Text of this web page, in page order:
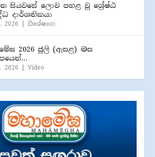
සියවසේ ලොව පහළ වූ ශ්‍රේෂ්ඨ
දාර්ශනිකයා
2026 |විශේෂාංග
2026 ජූලි (​ඇසළ) මස
2026 |Video